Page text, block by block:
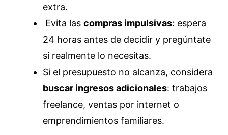
extra.
Evita las compras impulsivas: espera
24 horas antes de decidir y pregúntate
si realmente lo necesitas.
Si el presupuesto no alcanza, considera
buscar ingresos adicionales: trabajos
freelance, ventas por internet o
emprendimientos familiares.